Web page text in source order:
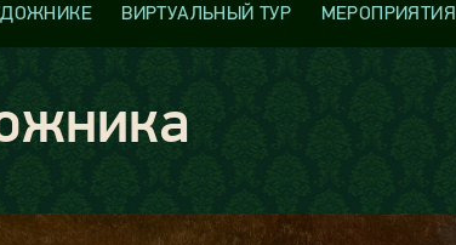
ВИРТУАЛЬНЫЙ ТУР МЕРОПРИЯТИЯ